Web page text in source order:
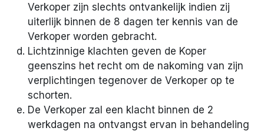
Verkoper zijn slechts ontvankelijk indien zij
uiterlijk binnen de 8 dagen ter kennis van de
Verkoper worden gebracht.
Lichtzinnige klachten geven de Koper
geenszins het recht om de nakoming van zijn
verplichtingen tegenover de Verkoper op te
schorten.
De Verkoper zal een klacht binnen de 2
werkdagen na ontvangst ervan in behandeling